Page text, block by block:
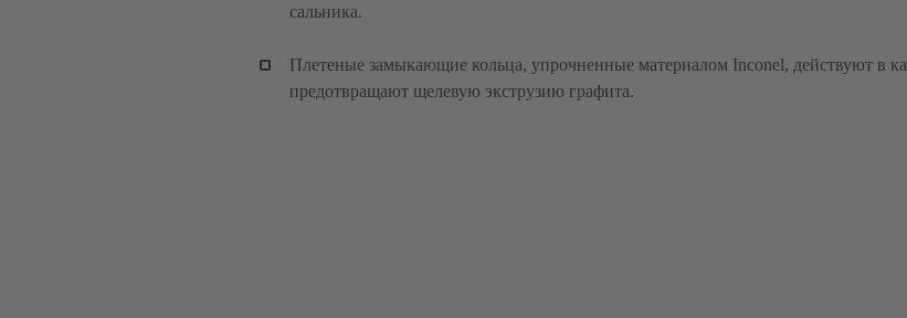
сальника.
Плетеные замыкающие кольца, упрочненные материалом Inconel, действуют в
предотвращают щелевую экструзию графита.